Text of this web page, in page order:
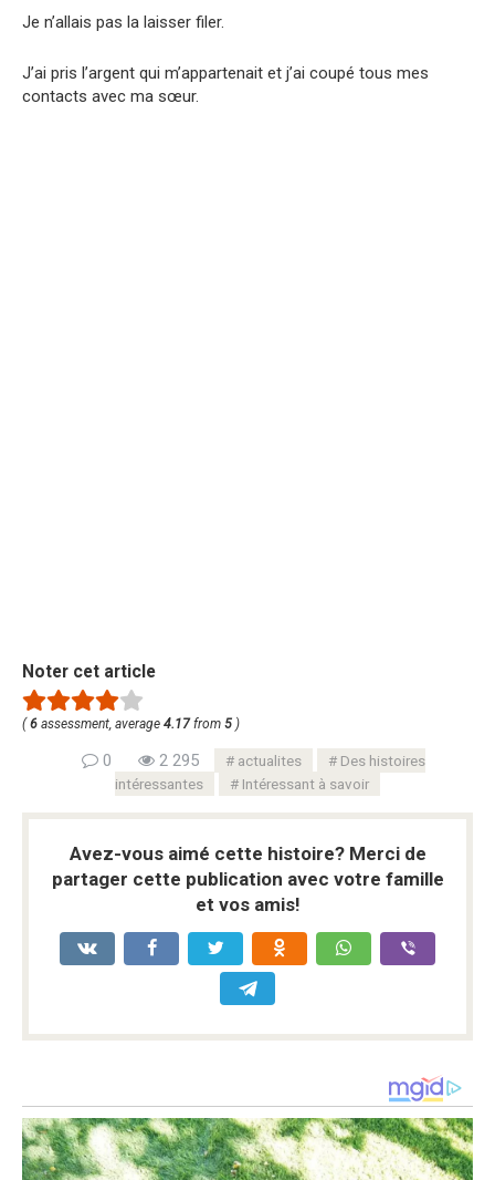
Je n’allais pas la laisser filer.
J’ai pris l’argent qui m’appartenait et j’ai coupé tous mes
contacts avec ma sœur.
Noter cet article
(6 assessment, average 4.17from 5 )
0 2 295 actualites
Des histoires
intéressantes
Intéressant à savoir
Avez-vous aimé cette histoire? Merci de
partager cette publication avec votre famille
et vos amis!